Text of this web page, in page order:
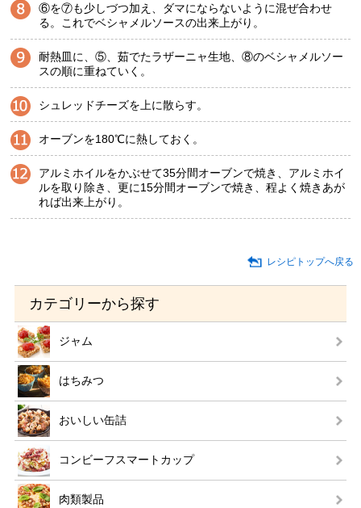
⑥を⑦も少しづつ加え、ダマにならないように混ぜ合わせ
る。これでベシャメルソースの出来上がり。
耐熱皿に、⑤、茹でたラザーニャ生地、⑧のベシャメルソー
スの順に重ねていく。
シュレッドチーズを上に散らす。
オーブンを180℃に熱しておく。
アルミホイルをかぶせて35分間オーブンで焼き、アルミホイ
ルを取り除き、更に15分間オーブンで焼き、程よく焼きあが
れば出来上がり。
レシピトップへ戻る
カテゴリーから探す
ジャム
はちみつ
おいしい缶詰
コンビーフスマートカップ
肉類製品